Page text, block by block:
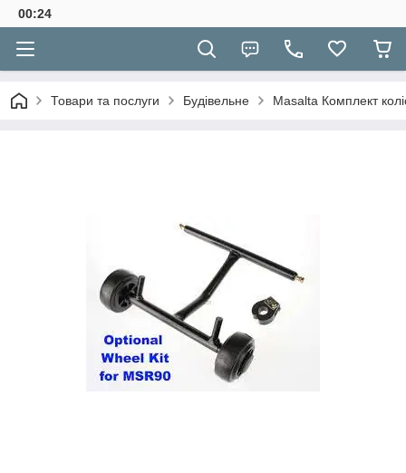
00:24
Товари та послуги Будівельне Masalta Комплект